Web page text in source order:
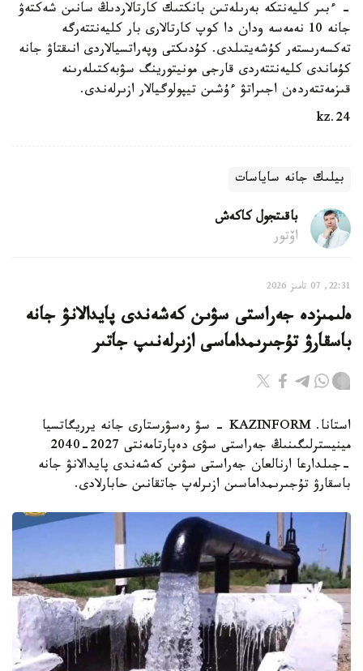
- ءبىر كليەنتكە بەرىلەتىن بانكتىك كارتالاردىڭ سانىن شەكتەۋ
جانە 10 نەمەسە ودان دا كوپ كارتالارى بار كليەنتتەرگە
تەكسەرىستەر كۇشەيتىلدى. كۇدىكتى وپەراتسيالاردى انىقتاۋ جانە
كۇماندى كليەنتتەردى قارجى مونيتورينگ سۋبەكتىلەرىنە
قىزمەتتەردەن اجىراتۋ ءۇشىن تيپولوگيالار ازىرلەندى.
24.kz
بيلىك جانە ساياسات
باقىتجول كاكەش
اۆتور
22:31, 07 تامىز 2026
ەلىمىزدە جەراستى سۋىن كەشەندى پايدالانۋ جانە
باسقارۋ تۇجىرىمداماسى ازىرلەنىپ جاتىر
استانا. KAZINFORM - سۋ رەسۋرستارى جانە يرريگاتسيا
مينيسترلىگىنىڭ جەراستى سۋى دەپارتامەنتى 2027-2040
-جىلدارعا ارنالعان جەراستى سۋىن كەشەندى پايدالانۋ جانە
باسقارۋ تۇجىرىمداماسىن ازىرلەپ جاتقانىن حابارلادى.